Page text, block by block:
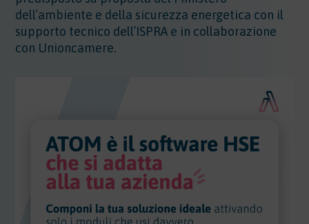
dell’ambiente e della sicurezza energetica con il
supporto tecnico dell’ISPRA e in collaborazione
con Unioncamere.